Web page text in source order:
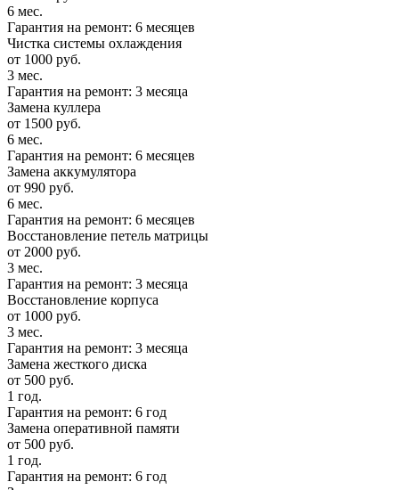
6 мес.
Гарантия на ремонт: 6 месяцев
Чистка системы охлаждения
от 1000 руб.
3 мес.
Гарантия на ремонт: 3 месяца
Замена куллера
от 1500 руб.
6 мес.
Гарантия на ремонт: 6 месяцев
Замена аккумулятора
от 990 руб.
6 мес.
Гарантия на ремонт: 6 месяцев
Восстановление петель матрицы
от 2000 руб.
3 мес.
Гарантия на ремонт: 3 месяца
Восстановление корпуса
от 1000 руб.
3 мес.
Гарантия на ремонт: 3 месяца
Замена жесткого диска
от 500 руб.
1 год.
Гарантия на ремонт: 6 год
Замена оперативной памяти
от 500 руб.
1 год.
Гарантия на ремонт: 6 год